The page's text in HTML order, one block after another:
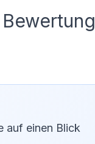
auf einen Blick